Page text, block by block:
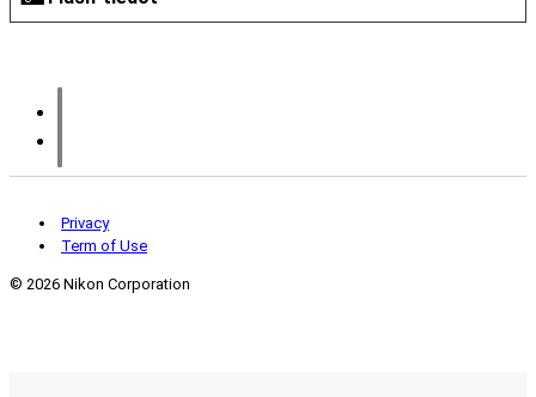
Privacy
Term of Use
© 2026 Nikon Corporation